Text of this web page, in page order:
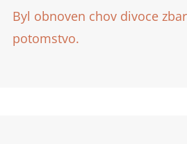
Byl obnoven chov divoce
potomstvo.